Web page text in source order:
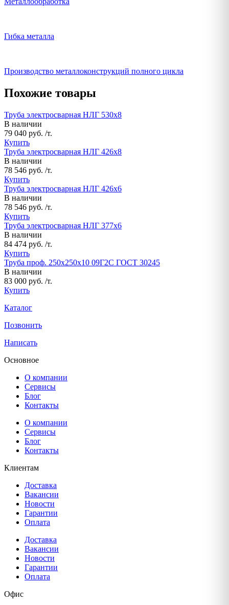
Гибка металла
Производство металлоконструкций полного цикла
Похожие товары
Труба электросварная НЛГ 530х8
В наличии
79 040 руб. /т.
Купить
Труба электросварная НЛГ 426х8
В наличии
78 546 руб. /т.
Купить
Труба электросварная НЛГ 426х6
В наличии
78 546 руб. /т.
Купить
Труба электросварная НЛГ 377х6
В наличии
84 474 руб. /т.
Купить
Труба проф. 250х250х10 09Г2С ГОСТ 30245
В наличии
83 000 руб. /т.
Купить
Каталог
Позвонить
Написать
Основное
О компании
Сервисы
Блог
Контакты
О компании
Сервисы
Блог
Контакты
Клиентам
Доставка
Вакансии
Новости
Гарантии
Оплата
Доставка
Вакансии
Новости
Гарантии
Оплата
Офис